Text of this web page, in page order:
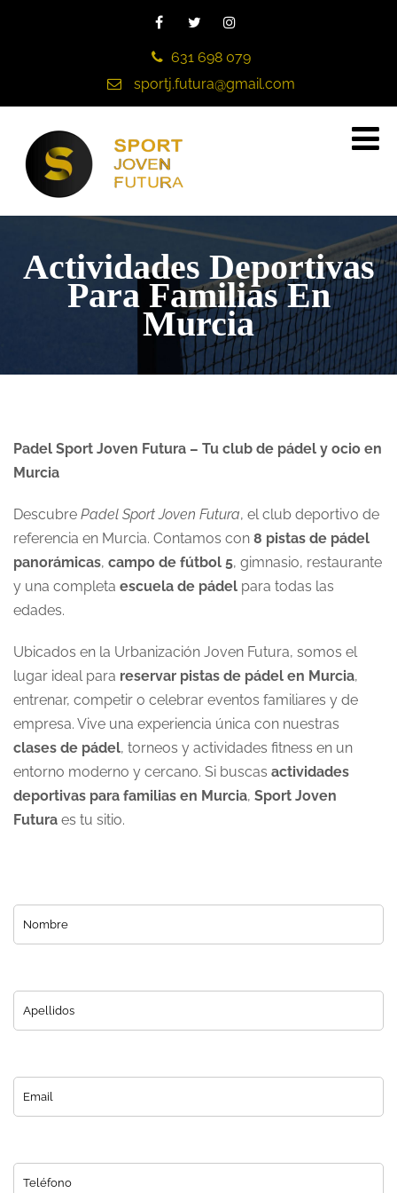
631 698 079
sportj.futura@gmail.com
Actividades Deportivas
Para Familias En
Murcia
Padel Sport Joven Futura – Tu club de pádel y ocio en
Murcia
Descubre Padel Sport Joven Futura, el club deportivo de
referencia en Murcia. Contamos con 8 pistas de pádel
panorámicas, campo de fútbol 5, gimnasio, restaurante
y una completa escuela de pádel para todas las
edades.
Ubicados en la Urbanización Joven Futura, somos el
lugar ideal para reservar pistas de pádel en Murcia,
entrenar, competir o celebrar eventos familiares y de
empresa. Vive una experiencia única con nuestras
clases de pádel, torneos y actividades fitness en un
entorno moderno y cercano. Si buscas actividades
deportivas para familias en Murcia, Sport Joven
Futura es tu sitio.